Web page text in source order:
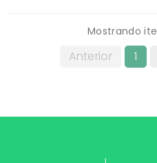
Mostrando
Anterior 1